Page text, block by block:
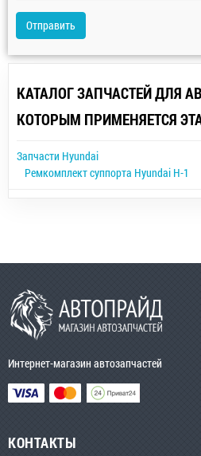
Отправить
КАТАЛОГ ЗАПЧАСТЕЙ ДЛЯ
КОТОРЫМ ПРИМЕНЯЕТСЯ
Запчасти Hyundai
Ремкомплект суппорта Hyundai H-1
Интернет-магазин автозапчастей
КОНТАКТЫ